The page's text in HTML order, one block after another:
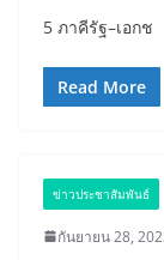
5 ภาคีรัฐ–เอกช
Read More
ข่าวประชาสัมพันธ์
กันยายน 28,